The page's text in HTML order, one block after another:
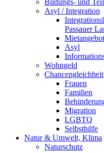
Bildungs- und
Asyl / Integration
Passauer
Asyl
Wohngeld
Chancengleichheit
Frauen
Familien
Migration
LGBTQ
Selbsthilfe
Natur & Umwelt, Klima
Naturschutz